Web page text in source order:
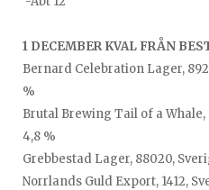
1 DECEMBER KVAL FRÅN
Bernard Celebration Lager,
%
Brutal Brewing Tail of a Whale,
4,8 %
Grebbestad Lager, 88020,
Norrlands Guld Export, 1412,